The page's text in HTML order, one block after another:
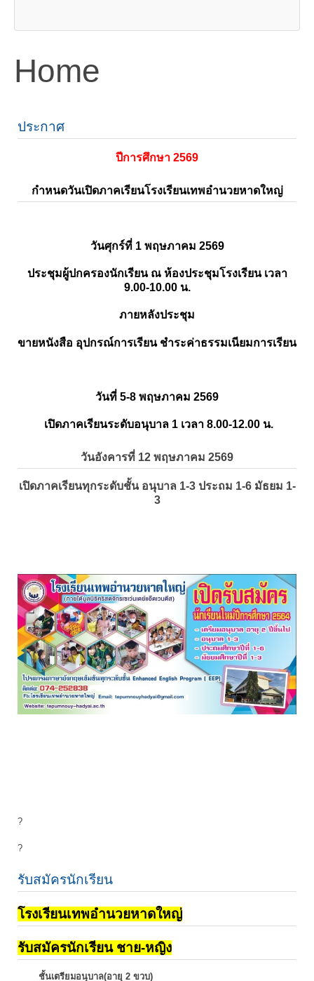
Home
ประกาศ
ปีการศึกษา 2569
กำหนดวันเปิดภาคเรียนโรงเรียนเทพอำนวยหาดใหญ่
วันศุกร์ที่ 1 พฤษภาคม 2569
ประชุมผู้ปกครองนักเรียน ณ ห้องประชุมโรงเรียน เวลา
9.00-10.00 น.
ภายหลังประชุม
ขายหนังสือ อุปกรณ์การเรียน ชำระค่าธรรมเนียมการเรียน
วันที่ 5-8 พฤษภาคม 2569
เปิดภาคเรียนระดับอนุบาล 1 เวลา 8.00-12.00 น.
วันอังคารที่ 12 พฤษภาคม 2569
เปิดภาคเรียนทุกระดับชั้น อนุบาล 1-3 ประถม 1-6 มัธยม 1-
3
?
?
รับสมัครนักเรียน
โรงเรียนเทพอำนวยหาดใหญ่
รับสมัครนักเรียน ชาย-หญิง
ชั้นเตรียมอนุบาล(อายุ 2 ขวบ)